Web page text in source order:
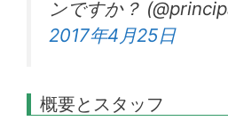
ンですか？
2017年4月25日
概要とスタッフ